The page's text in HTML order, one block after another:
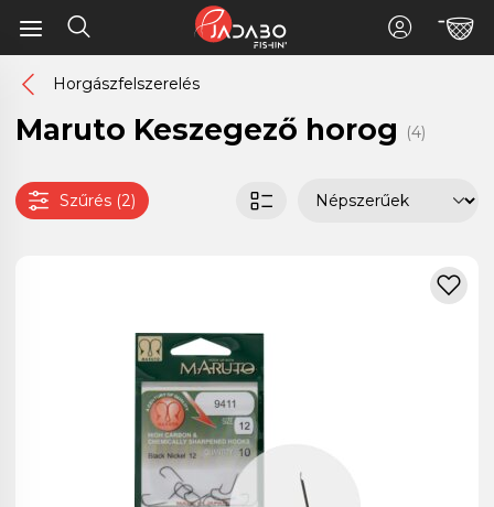
Horgászfelszerelés
Maruto Keszegező horog (4)
Szűrés (2)